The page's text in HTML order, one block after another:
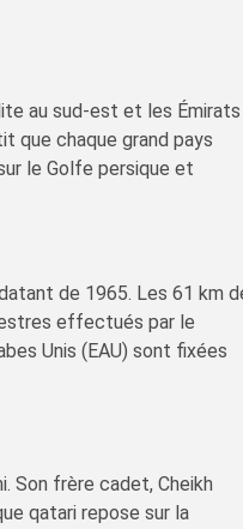
au sud-est et les Émirats
que chaque grand pays
le Golfe persique et
de 1965. Les 61 km
effectués par le
Unis (EAU) sont fixées
Son frère cadet, Cheikh
qatari repose sur la